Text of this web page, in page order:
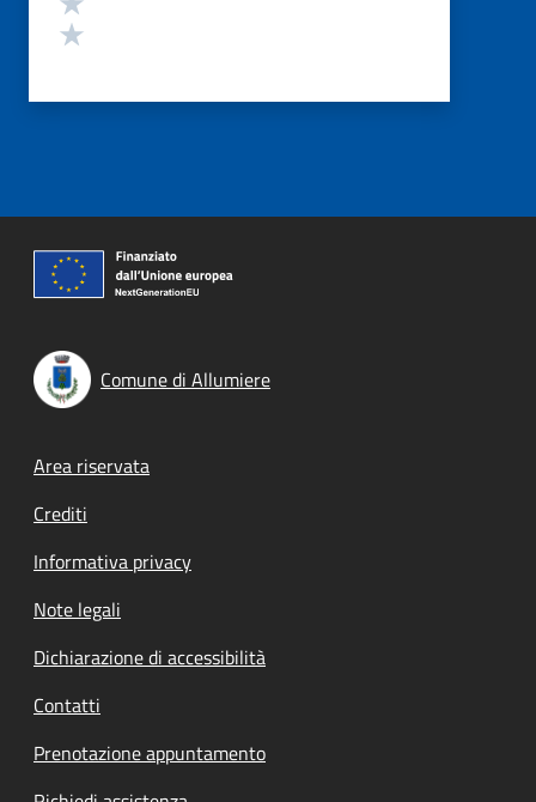
Comune di Allumiere
Footer menu
Area riservata
Crediti
Informativa privacy
Note legali
Dichiarazione di accessibilità
Contatti
Prenotazione appuntamento